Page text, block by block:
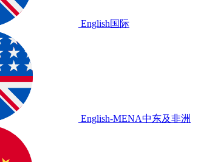
English国际
English-MENA中东及非洲